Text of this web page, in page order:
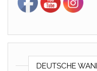
DEUTSCHE